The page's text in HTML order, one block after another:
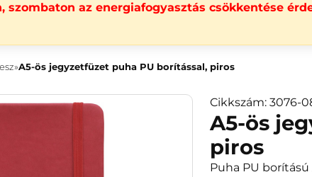
szombaton az energiafogyasztás csökkentése
A5-ös jegyzetfüzet puha PU borítással, piros
Cikkszám: 3076-
A5-ös
piros
Puha PU